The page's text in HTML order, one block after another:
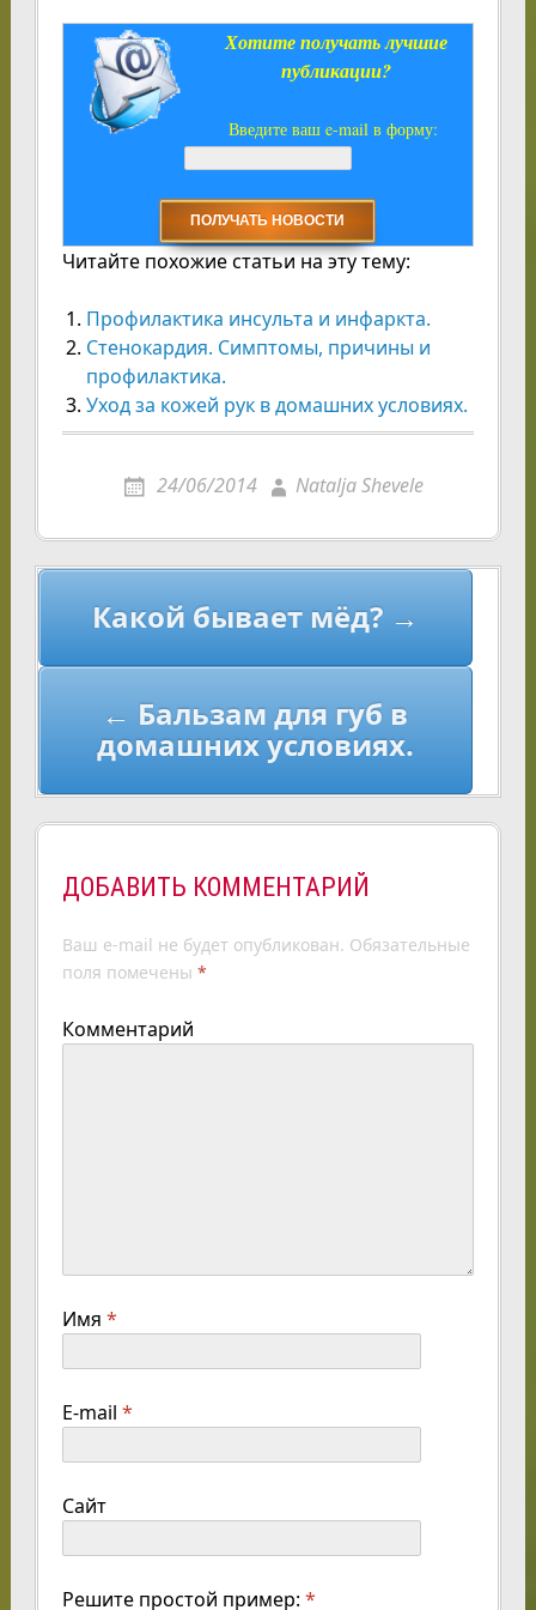
Хотите получать лучшие
публикации?
Введите ваш e-mail в форму:
Читайте похожие статьи на эту тему:
Профилактика инсульта и инфаркта.
Стенокардия. Симптомы, причины и
профилактика.
Уход за кожей рук в домашних условиях.
24/06/2014 Natalja Shevele
Навигация
записям
Какой бывает мёд? →
← Бальзам для губ в
домашних условиях.
ДОБАВИТЬ КОММЕНТАРИЙ
Ваш e-mail не будет опубликован. Обязательные
поля помечены *
Комментарий
Имя *
E-mail *
Сайт
Решите простой пример: *